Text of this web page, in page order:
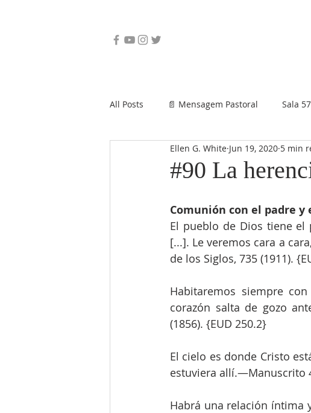
All Posts 📄 Mensagem Pastoral Sala
#90 La
Ellen G. White Jun 19, 2020 5 min
Comunión con el padre y
El pueblo de Dios tiene
[...]. Le veremos cara a
de los Siglos, 735 (1911).
Habitaremos siempre
corazón salta de gozo
(1856). {EUD 250.2}
El cielo es donde Cristo
estuviera allí.—Manuscrito
Habrá una relación íntima